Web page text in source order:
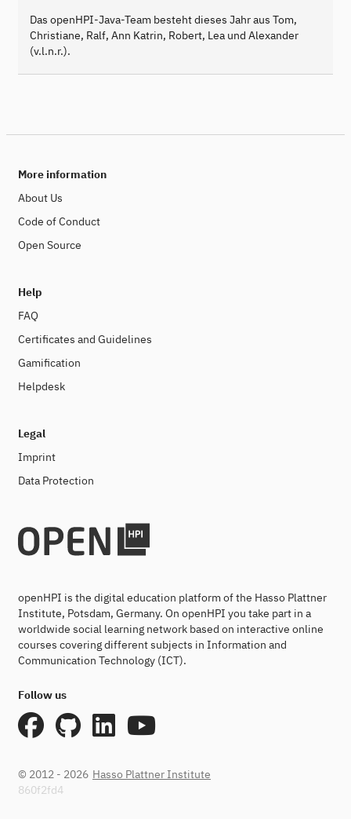
Das openHPI-Java-Team besteht dieses Jahr aus Tom,
Christiane, Ralf, Ann Katrin, Robert, Lea und Alexander
(v.l.n.r.).
More information
About Us
Code of Conduct
Open Source
Help
FAQ
Certificates and Guidelines
Gamification
Helpdesk
Legal
Imprint
Data Protection
openHPI is the digital education platform of the Hasso Plattner
Institute, Potsdam, Germany. On openHPI you take part in a
worldwide social learning network based on interactive online
courses covering different subjects in Information and
Communication Technology (ICT).
Follow us
© 2012 - 2026 Hasso Plattner Institute
860f2fd4